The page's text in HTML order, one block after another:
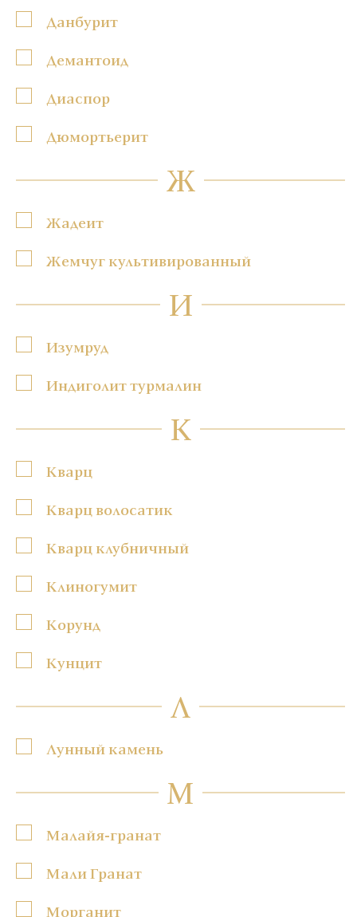
Данбурит
Демантоид
Диаспор
Дюмортьерит
Ж
Жадеит
Жемчуг культивированный
И
Изумруд
Индиголит турмалин
К
Кварц
Кварц волосатик
Кварц клубничный
Клиногумит
Корунд
Кунцит
Л
Лунный камень
М
Малайя-гранат
Мали Гранат
Морганит